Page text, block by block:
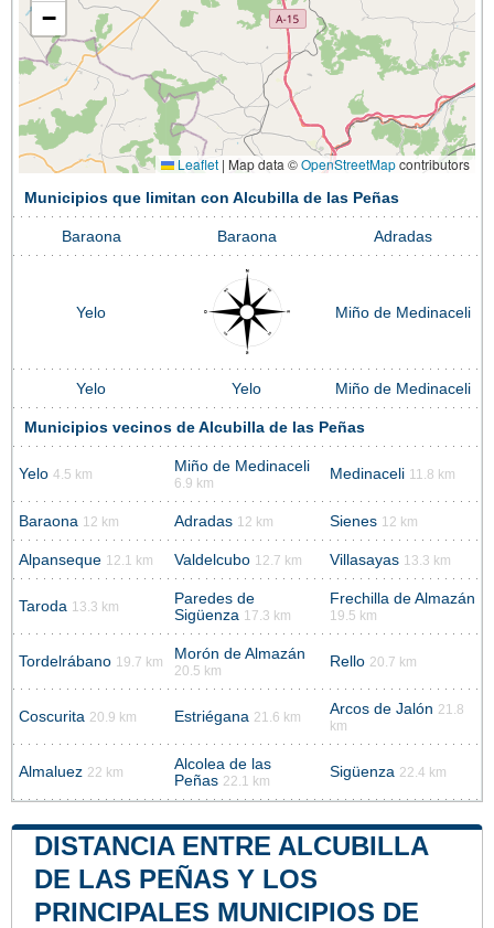
−
Leaflet | Map data ©OpenStreetMapcontributors
Municipios que limitan con Alcubilla de las Peñas
Baraona Baraona Adradas
Yelo Miño de Medinaceli
Yelo Yelo Miño de Medinaceli
Municipios vecinos de Alcubilla de las Peñas
Yelo 4.5 km Miño de Medinaceli
6.9 km
Medinaceli 11.8 km
Baraona 12 km Adradas 12 km Sienes 12 km
Alpanseque 12.1 km Valdelcubo 12.7 km Villasayas 13.3 km
Taroda 13.3 km
Paredes de
Sigüenza 17.3 km
Frechilla de Almazán
19.5 km
Tordelrábano 19.7 km Morón de Almazán
20.5 km
Rello 20.7 km
Coscurita 20.9 km Estriégana 21.6 km Arcos de Jalón 21.8
km
Almaluez 22 km
Alcolea de las
Peñas 22.1 km
Sigüenza 22.4 km
DISTANCIA ENTRE ALCUBILLA
DE LAS PEÑAS Y LOS
PRINCIPALES MUNICIPIOS DE